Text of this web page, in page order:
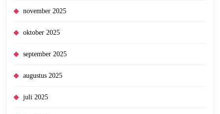
november 2025
oktober 2025
september 2025
augustus 2025
juli 2025